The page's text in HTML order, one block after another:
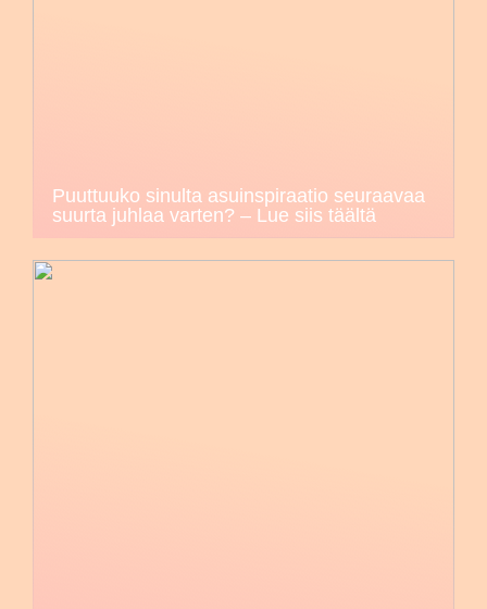
Puuttuuko sinulta asuinspiraatio seuraavaa
suurta juhlaa varten? – Lue siis täältä